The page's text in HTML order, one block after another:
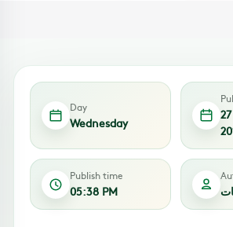
Day
Wednesday
Publish time
05:38 PM